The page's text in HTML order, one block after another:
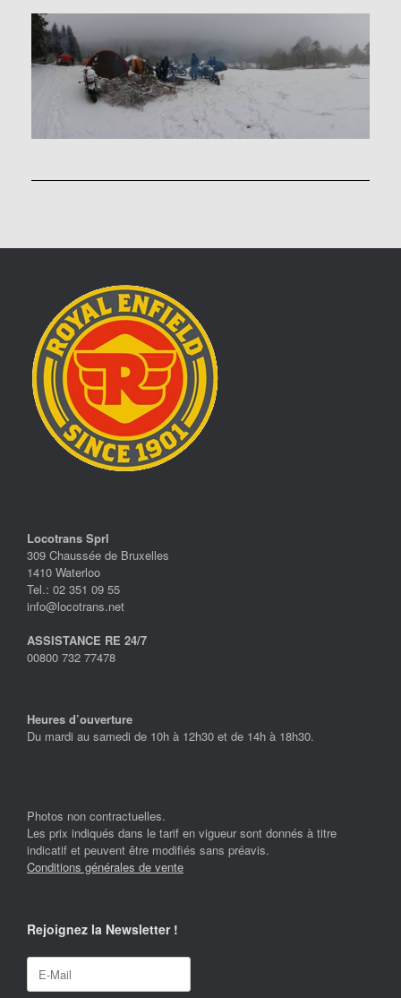
Locotrans Sprl
309 Chaussée de Bruxelles
1410 Waterloo
Tel.: 02 351 09 55
info@locotrans.net
ASSISTANCE RE 24/7
00800 732 77478
Heures d’ouverture
Du mardi au samedi de 10h à 12h30 et de 14h à 18h30.
Photos non contractuelles.
Les prix indiqués dans le tarif en vigueur sont donnés à titre
indicatif et peuvent être modifiés sans préavis.
Conditions générales de vente
Rejoignez la Newsletter !